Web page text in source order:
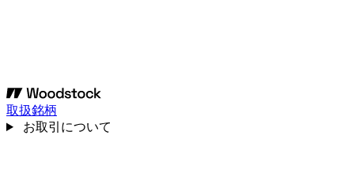
取扱銘柄
お取引について